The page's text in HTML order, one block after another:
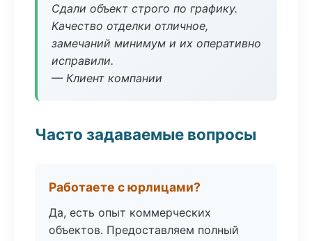
Сдали объект строго по графику.
Качество отделки отличное,
замечаний минимум и их оперативно
исправили.
— Клиент компании
Часто задаваемые вопросы
Работаете с юрлицами?
Да, есть опыт коммерческих
объектов. Предоставляем полный